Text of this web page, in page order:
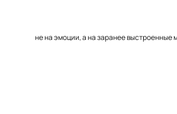
не на эмоции, а на заранее выстроенные